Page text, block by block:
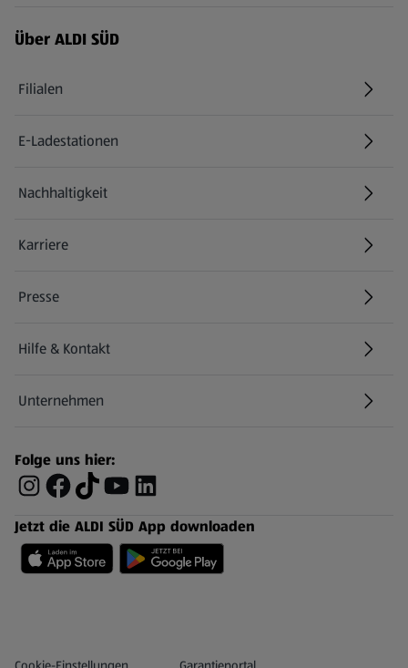
Über ALDI SÜD
Filialen
E-Ladestationen
Nachhaltigkeit
Karriere
Presse
Hilfe & Kontakt
(öffnet in einem neuen Tab)
Unternehmen
Folge uns hier:
Jetzt die ALDI SÜD App downloaden
Datenschutz- und Richtlinienmenü(öffnet in einem neuen Tab)